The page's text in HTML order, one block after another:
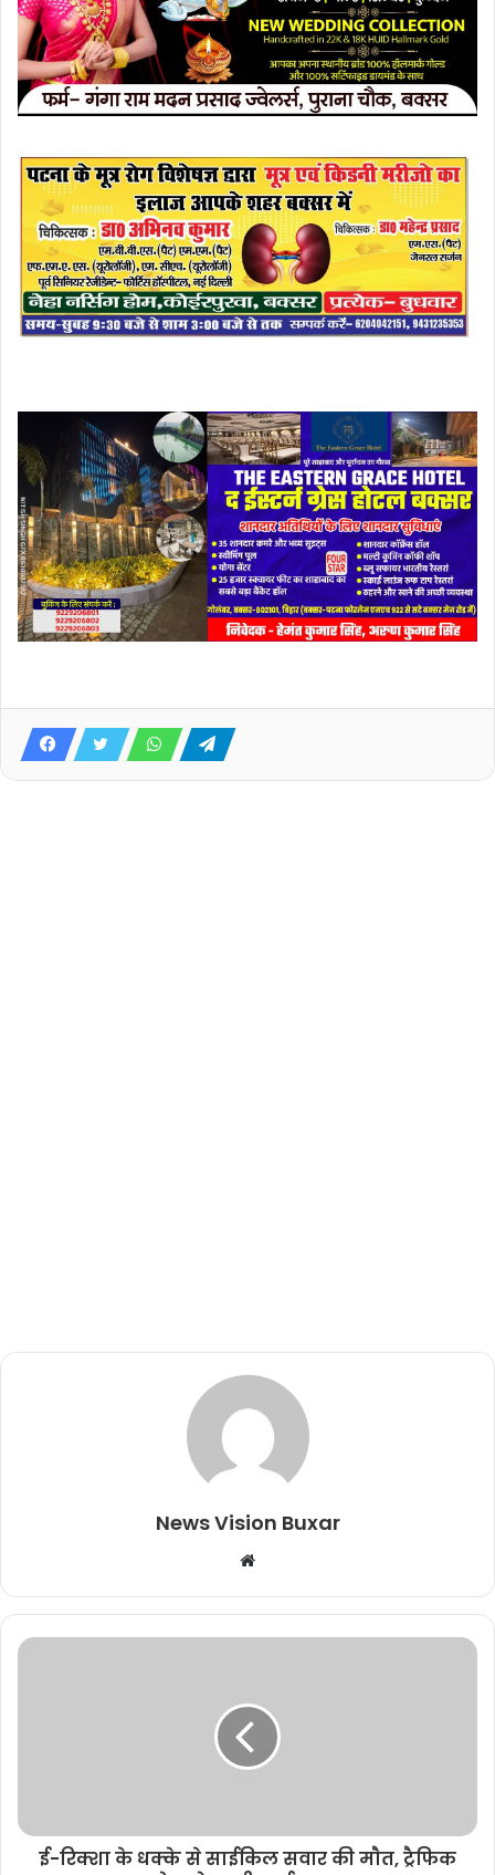
News Vision Buxar
b
s
e
ई-रिक्शा के धक्के से साईकिल सवार की माैत, ट्रैफिक